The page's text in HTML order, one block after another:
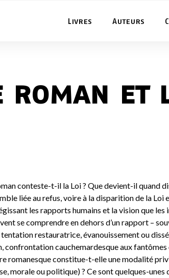
Livres Auteurs
roman et
conteste-t-il la Loi ? Que devient-il quand
liée au refus, voire à la disparition de la Loi
les rapports humains et la vision que
se comprendre en dehors d’un rapport –
restauratrice, évanouissement ou
confrontation cauchemardesque aux fantômes
romanesque constitue-t-elle une modalité
morale ou politique) ? Ce sont quelques-